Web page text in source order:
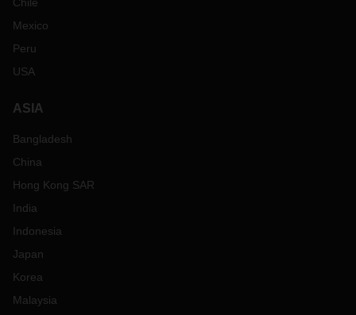
Mexico
Peru
USA
ASIA
Bangladesh
China
Hong Kong SAR
India
Indonesia
Japan
Korea
Malaysia